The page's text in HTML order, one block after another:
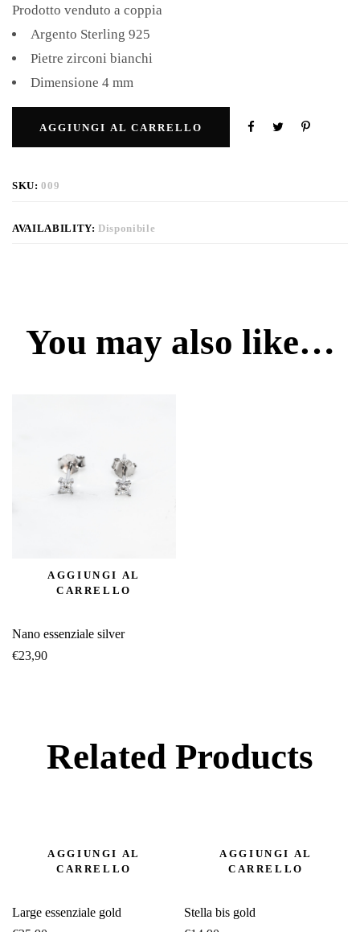
Prodotto venduto a coppia
Argento Sterling 925
Pietre zirconi bianchi
Dimensione 4 mm
AGGIUNGI AL CARRELLO
SKU:009
AVAILABILITY:Disponibile
You may also like…
AGGIUNGI AL
CARRELLO
Nano essenziale silver
€23,90
Related Products
AGGIUNGI AL
CARRELLO
Large essenziale gold
AGGIUNGI AL
CARRELLO
Stella bis gold